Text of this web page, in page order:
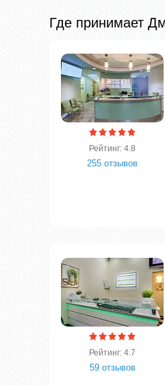
Где принимает
Рейтинг: 4.8
255 отзывов
Рейтинг: 4.7
59 отзывов